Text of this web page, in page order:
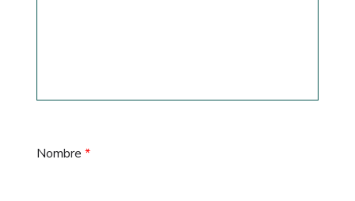
Nombre *